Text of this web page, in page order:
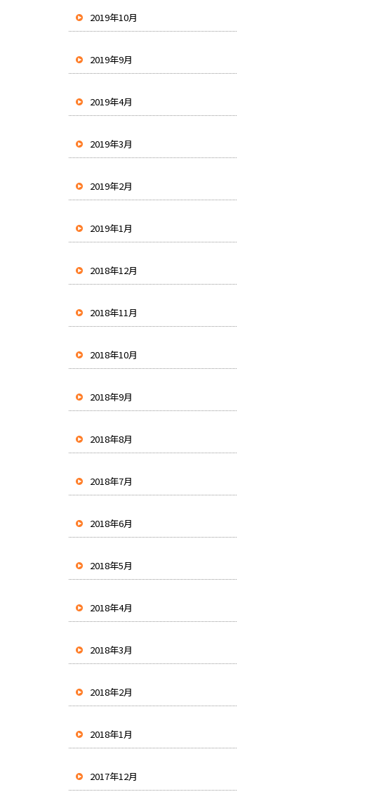
2019年10月
2019年9月
2019年4月
2019年3月
2019年2月
2019年1月
2018年12月
2018年11月
2018年10月
2018年9月
2018年8月
2018年7月
2018年6月
2018年5月
2018年4月
2018年3月
2018年2月
2018年1月
2017年12月